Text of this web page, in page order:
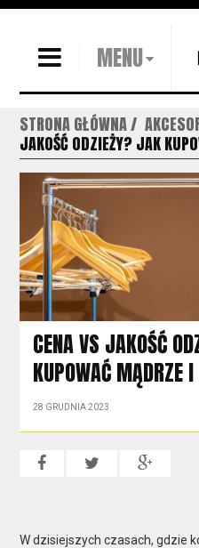
MENU
STRONA GŁÓWNA
JAKOŚĆ ODZIEŻY? JAK
CENA VS JAKOŚĆ
KUPOWAĆ MĄDRZE
28 GRUDNIA 2023
W dzisiejszych czasach, gdzie